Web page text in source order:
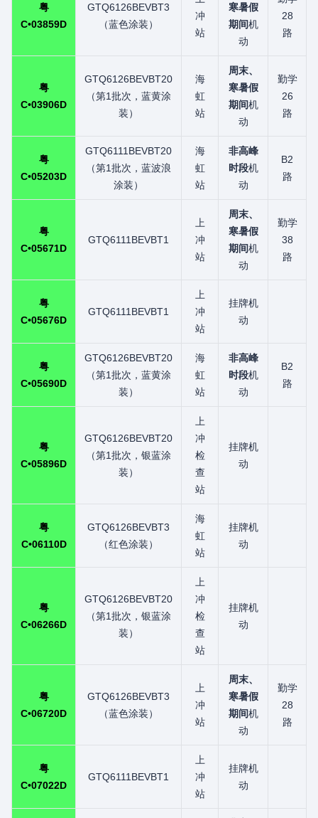
粤
C•03859D
GTQ6126BEVBT3
（蓝色涂装）
冲
站
寒暑假
期间机
动
28
路
粤
C•03906D
GTQ6126BEVBT20
（第1批次，蓝黄涂
装）
海
虹
站
周末、
寒暑假
期间机
动
勤学
26
路
粤
C•05203D
GTQ6111BEVBT20
（第1批次，蓝波浪
涂装）
海
虹
站
非高峰
时段机
动
B2
路
粤
C•05671D
GTQ6111BEVBT1
上
冲
站
周末、
寒暑假
期间机
动
勤学
38
路
粤
C•05676D
GTQ6111BEVBT1
上
冲
站
挂牌机
动
粤
C•05690D
GTQ6126BEVBT20
（第1批次，蓝黄涂
装）
海
虹
站
非高峰
时段机
动
B2
路
粤
C•05896D
GTQ6126BEVBT20
（第1批次，银蓝涂
装）
上
冲
检
查
站
挂牌机
动
粤
C•06110D
GTQ6126BEVBT3
（红色涂装）
海
虹
站
挂牌机
动
粤
C•06266D
GTQ6126BEVBT20
（第1批次，银蓝涂
装）
上
冲
检
查
站
挂牌机
动
粤
C•06720D
GTQ6126BEVBT3
（蓝色涂装）
上
冲
站
周末、
寒暑假
期间机
动
勤学
28
路
粤
C•07022D
GTQ6111BEVBT1
上
冲
站
挂牌机
动